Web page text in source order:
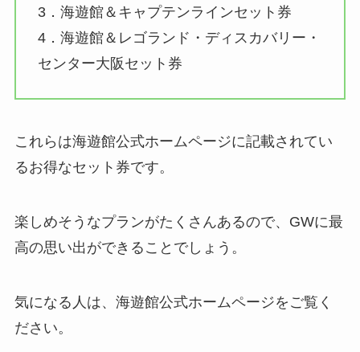
3．海遊館＆キャプテンラインセット券
4．海遊館＆レゴランド・ディスカバリー・
センター大阪セット券
これらは海遊館公式ホームページに記載されてい
るお得なセット券です。
楽しめそうなプランがたくさんあるので、GWに最
高の思い出ができることでしょう。
気になる人は、海遊館公式ホームページをご覧く
ださい。